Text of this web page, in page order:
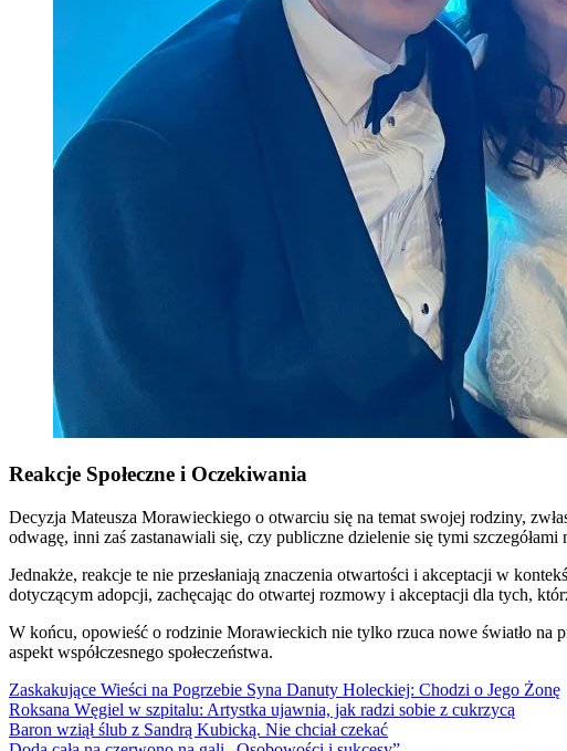
Reakcje Społeczne i Oczekiwania
Decyzja Mateusza Morawieckiego o otwarciu się na temat swojej rodziny,
odwagę, inni zaś zastanawiali się, czy publiczne dzielenie się tymi
Jednakże, reakcje te nie przesłaniają znaczenia otwartości i akceptacji w
dotyczącym adopcji, zachęcając do otwartej rozmowy i akceptacji dla tych,
W końcu, opowieść o rodzinie Morawieckich nie tylko rzuca nowe światło na
aspekt współczesnego społeczeństwa.
Zaskakujące Wieści na Pogrzebie Syna Danuty Holeckiej: Chodzi o Jego Żonę
Roksana Węgiel w szpitalu: Artystka ujawnia, jak radzi sobie z cukrzycą
Baron wziął ślub z Sandrą Kubicką. Nie chciał czekać